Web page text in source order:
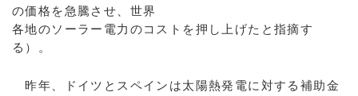
の価格を急騰させ、世界
各地のソーラー電力のコストを押し上げたと指摘す
る）。
昨年、ドイツとスペインは太陽熱発電に対する補助金